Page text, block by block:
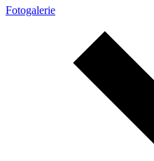
Fotogalerie